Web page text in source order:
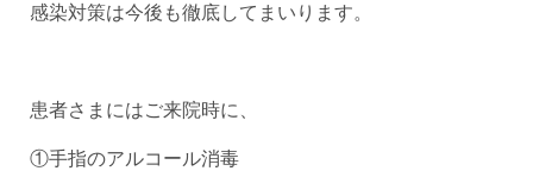
感染対策は今後も徹底してまいります。
患者さまにはご来院時に、
①手指のアルコール消毒